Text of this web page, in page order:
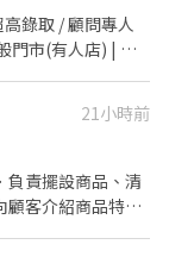
餅乾馬上回覆泥
錄取 / 顧問專人
市(有人店) | 免
調店支援 🕒工作時
22:45 📌 排班說
資 (含津貼加給): ▸
度高・享津貼加
21小時前
負責擺設商品、清
顧客介紹商品特